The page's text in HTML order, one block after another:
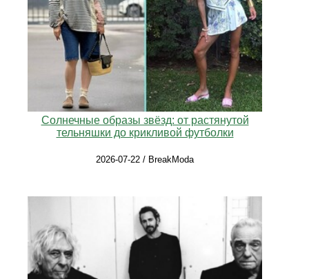
Солнечные образы звёзд: от растянутой
тельняшки до крикливой футболки
2026-07-22 / BreakModa